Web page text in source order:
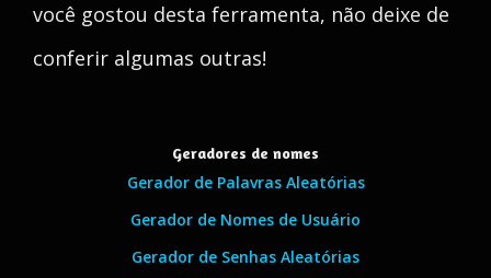
você gostou desta ferramenta, não deixe de
conferir algumas outras!
Geradores de nomes
Gerador de Palavras Aleatórias
Gerador de Nomes de Usuário
Gerador de Senhas Aleatórias